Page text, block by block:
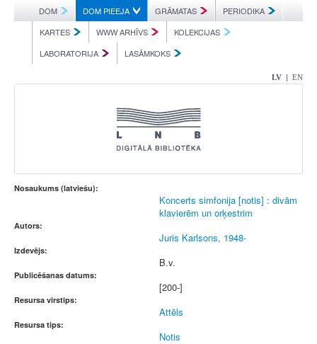
DOM DOM PIEEJA GRĀMATAS
PERIODIKA
KARTES
WWW ARHĪVS
KOLEKCIJAS
LABORATORIJA
LASĀMKOKS
LV | EN
Nosaukums (latviešu):
Koncerts simfonija [notis] : divām
klavierēm un orķestrim
Autors:
Juris Karlsons, 1948-
Izdevējs:
B.v.
Publicēšanas datums:
[200-]
Resursa virstips:
Attēls
Resursa tips:
Notis